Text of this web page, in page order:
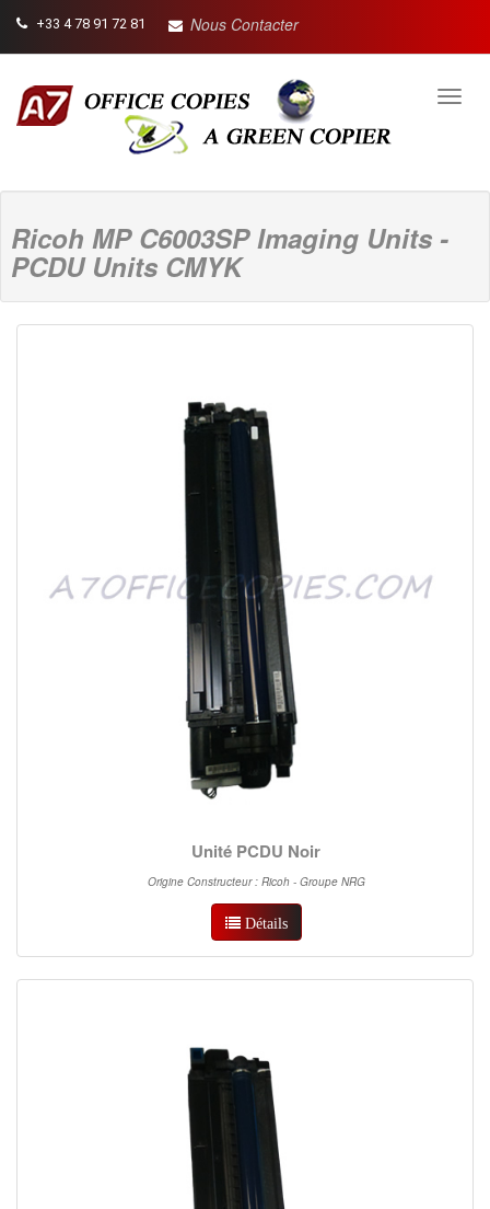
+33 4 78 91 72 81 Nous Contacter
Ricoh MP C6003SP Imaging Units -
PCDU Units CMYK
Unité PCDU Noir
Origine Constructeur : Ricoh - Groupe NRG
Détails